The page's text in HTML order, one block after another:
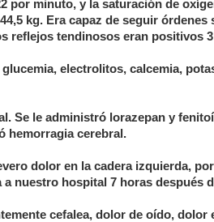
por minuto, y la saturación de
kg. Era capaz de seguir
reflejos tendinosos eran positivos
electrolitos, calcemia,
Se le administró lorazepan y
hemorragia cerebral.
dolor en la cadera izquierda,
nuestro hospital 7 horas después
cefalea, dolor de oído, dolor